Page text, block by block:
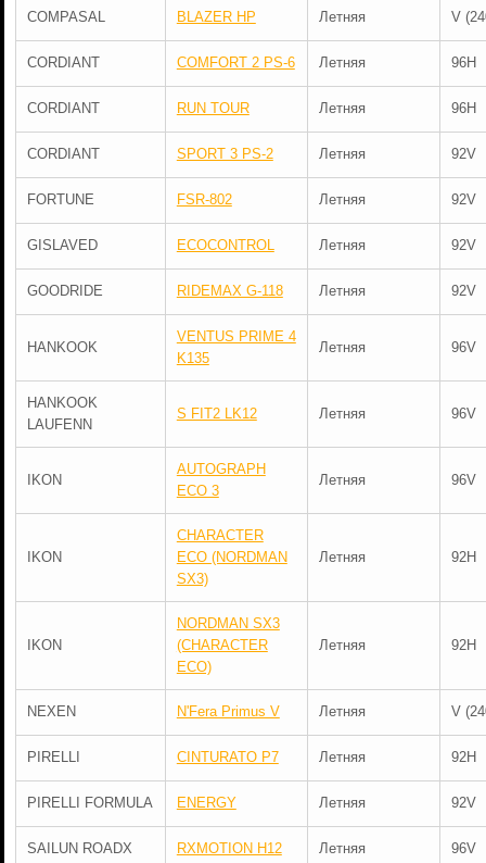
COMPASAL BLAZER HP Летняя V
CORDIANT COMFORT 2 PS-6 Летняя 96H
CORDIANT RUN TOUR Летняя 96H
CORDIANT SPORT 3 PS-2 Летняя 92V
FORTUNE FSR-802 Летняя 92V
GISLAVED ECOCONTROL Летняя 92V
GOODRIDE RIDEMAX G-118 Летняя 92V
HANKOOK
VENTUS PRIME 4
K135
Летняя 96V
HANKOOK
LAUFENN
S FIT2 LK12 Летняя 96V
IKON
AUTOGRAPH
ECO 3
Летняя 96V
IKON
CHARACTER
ECO (NORDMAN
SX3)
Летняя 92H
IKON
NORDMAN SX3
(CHARACTER
ECO)
Летняя 92H
NEXEN N'Fera Primus V Летняя V
PIRELLI CINTURATO P7 Летняя 92H
PIRELLI FORMULA ENERGY Летняя 92V
SAILUN ROADX RXMOTION H12 Летняя 96V